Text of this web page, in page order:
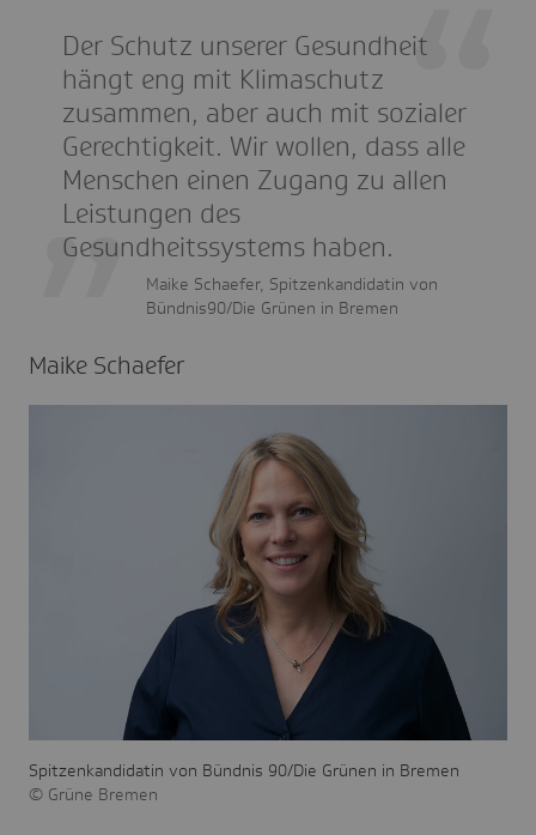
Der Schutz unserer Gesundheit
hängt eng mit Klimaschutz
zusammen, aber auch mit sozialer
Gerechtigkeit. Wir wollen, dass alle
Menschen einen Zugang zu allen
Leistungen des
Gesundheitssystems haben.
Maike Schaefer, Spitzenkandidatin von
Bündnis90/Die Grünen in Bremen
Maike Schaefer
Spitzenkandidatin von Bündnis 90/Die Grünen in Bremen
Grüne Bremen